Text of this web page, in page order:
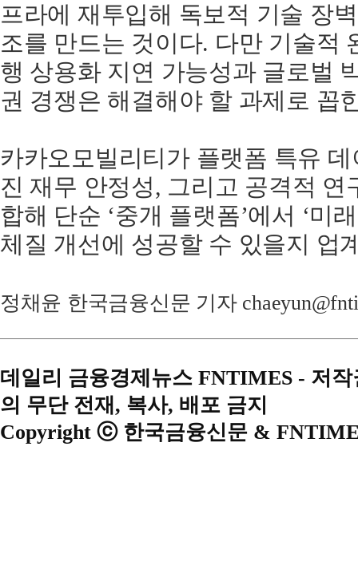
프라에 재투입해 독보적 기술 장
조를 만드는 것이다. 다만 기술적
행 상용화 지연 가능성과 글로벌
권 경쟁은 해결해야 할 과제로 꼽
카카오모빌리티가 플랫폼 특유
진 재무 안정성, 그리고 공격적
합해 단순 ‘중개 플랫폼’에서 ‘미
체질 개선에 성공할 수 있을지 업
정채윤 한국금융신문 기자
데일리 금융경제뉴스 FNTIMES - 저
의 무단 전재, 복사, 배포 금지
Copyright ⓒ 한국금융신문 &